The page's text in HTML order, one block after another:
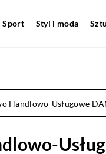
Sport Styl i moda
Handlowo-Usługowe